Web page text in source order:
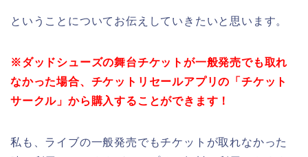
ということについてお伝えしていきたいと思います。
※ダッドシューズの舞台チケットが一般発売でも取れ
なかった場合、チケットリセールアプリの「チケット
サークル」から購入することができます！
私も、ライブの一般発売でもチケットが取れなかった